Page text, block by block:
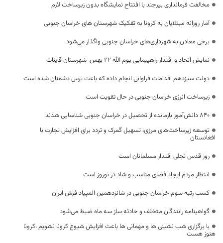
مخالفت فرمانداری بیرجند با افتتاح نمایشگاه بدون زیرساخت لازم
آمار روزانه مبتلایان به کرونا به تفکیک شهرستان های خراسان جنوبی
برخی معادن به شهرداری‌های خراسان جنوبی واگذار می‌شود
نمایش اتحاد و اقتدار راهپیمایی یوم الله ۲۲ بهمن_شهرستان قاینات
دولت سیزدهم اقدامات فراوانی انجام داده که باعث ترس دشمنان شده است
زیرساخت انرژی خراسان جنوبی در حال تقویت است
۸۴۰ دانش‌آموز بازمانده از تحصیل در خراسان جنوبی شناسایی شدند
توسعه زیرساخت‌های مرزی، تسهیل گمرک و تردد برای افزایش تجارت با
افغانستان
روز قدس تجلی اقتدار مسلمانان است
انتظار مردم ایجاد فضای مناسب و شاد در نوروز است
کسب رتبه سوم خراسان جنوبی در شانزدهمین المپیاد فرش ایران
گواهینامه رانندگان متخلف و حادثه ساز سه ماه ضبط می‌شود
با برگزاری شب نشینی ها و مهمانی ها باعث افزایش شیوع کرونا نشویم ،کرونا
هنوز هست